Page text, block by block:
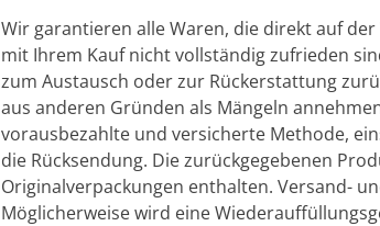
Wir garantieren alle Waren, die direkt auf
mit Ihrem Kauf nicht vollständig zufrieden
zum Austausch oder zur Rückerstattung
aus anderen Gründen als Mängeln
vorausbezahlte und versicherte Methode,
die Rücksendung. Die zurückgegebenen
Originalverpackungen enthalten. Versand-
Möglicherweise wird eine